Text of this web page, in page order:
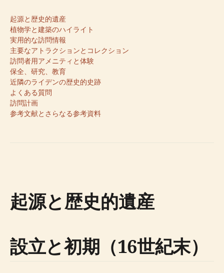
起源と歴史的遺産
植物学と建築のハイライト
実用的な訪問情報
主要なアトラクションとコレクション
訪問者用アメニティと体験
保全、研究、教育
近隣のライデンの歴史的史跡
よくある質問
訪問計画
参考文献とさらなる参考資料
起源と歴史的遺産
設立と初期（16世紀末）